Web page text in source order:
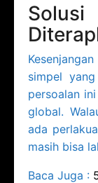
simpel
persoalan
global.
ada
masih bisa
Baca Juga :